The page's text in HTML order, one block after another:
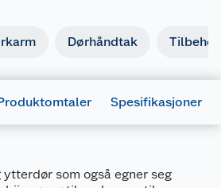
Dørhåndtak
Spesifikasjoner
som også egner seg